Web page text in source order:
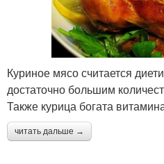
Куриное мясо считается
достаточно большим
Также курица богата
читать дальше →